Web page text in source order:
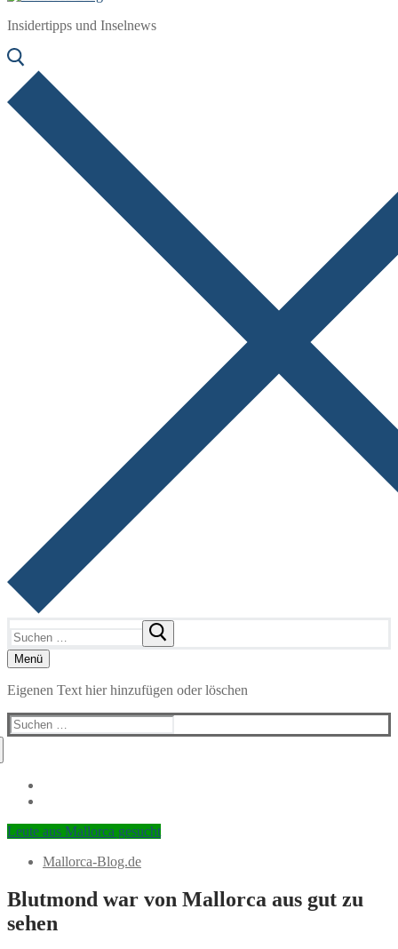
Insidertipps und Inselnews
nach:
Menü
Eigenen Text hier hinzufügen oder löschen
Suchen
nach:
Leute aus Mallorca gesucht
Mallorca-Blog.de
Blutmond war von Mallorca aus gut zu
sehen